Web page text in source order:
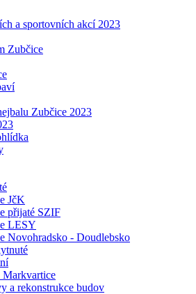
a sportovních akcí 2023
Zubčice
Zubčice 2023
JčK
přijaté SZIF
LESY
Novohradsko - Doudlebsko
Markvartice
a rekonstrukce budov